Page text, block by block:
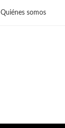
Quiénes somos